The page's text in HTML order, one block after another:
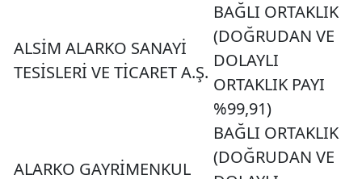
ALSİM ALARKO SANAYİ
TESİSLERİ VE TİCARET A.Ş.
BAĞLI ORTAKLIK
(DOĞRUDAN VE
DOLAYLI
ORTAKLIK PAYI
%99,91)
ALARKO GAYRİMENKUL
BAĞLI ORTAKLIK
(DOĞRUDAN VE